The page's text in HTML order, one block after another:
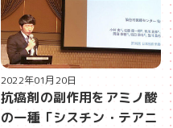
2022年01月20日
抗癌剤の副作用をアミノ酸
の一種「シスチン・テアニ